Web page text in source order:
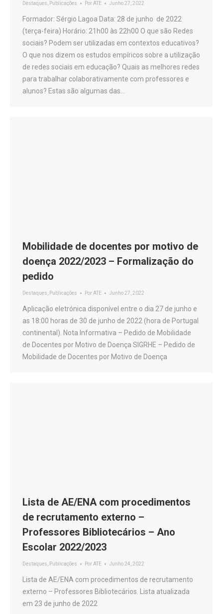
Destaques Publicações PorATE Junho 27, 2022
Formador: Sérgio Lagoa Data: 28 de junho de 2022
(terça-feira) Horário: 21h00 às 22h00 O que são Redes
sociais? Podem ser utilizadas em contextos educativos?
O que nos dizem os estudos empíricos sobre a utilização
de redes sociais em educação? Quais as melhores redes
para trabalhar colaborativamente com professores e
alunos? Estas são algumas das…
Mobilidade de docentes por motivo de
doença 2022/2023 – Formalização do
pedido
Destaques Publicações PorATE Junho 27, 2022
Aplicação eletrónica disponível entre o dia 27 de junho e
as 18:00 horas de 30 de junho de 2022 (hora de Portugal
continental). Nota Informativa – Pedido de Mobilidade
de Docentes por Motivo de Doença SIGRHE – Pedido de
Mobilidade de Docentes por Motivo de Doença
Lista de AE/ENA com procedimentos
de recrutamento externo –
Professores Bibliotecários – Ano
Escolar 2022/2023
Destaques Publicações PorATE Junho 24, 2022
Lista de AE/ENA com procedimentos de recrutamento
externo – Professores Bibliotecários. Lista atualizada
em 23 de junho de 2022